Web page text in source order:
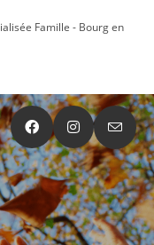
Famille - Bourg en